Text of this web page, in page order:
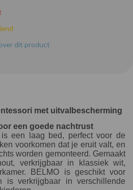
dit product
met uitvalbescherming
een goede nachtrust
een laag bed, perfect voor de
voorkomen dat je eruit valt, en
worden gemonteerd. Gemaakt
verkrijgbaar in klassiek wit,
BELMO is geschikt voor
is verkrijgbaar in verschillende